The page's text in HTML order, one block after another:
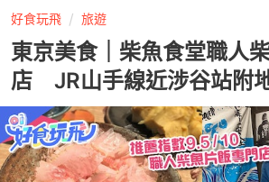
好食玩飛 旅遊
東京美食｜柴魚食堂職人
店 JR山手線近涉谷站附